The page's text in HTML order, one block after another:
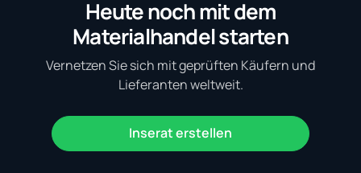
Heute noch mit dem
Materialhandel starten
Vernetzen Sie sich mit geprüften Käufern und
Lieferanten weltweit.
Inserat erstellen